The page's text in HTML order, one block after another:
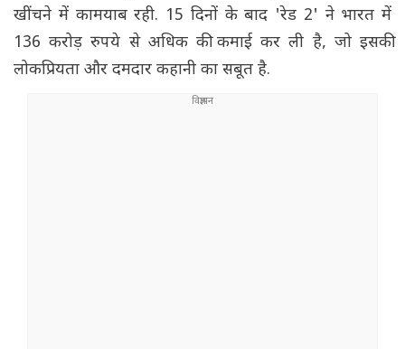
खींचने में कामयाब रही. 15 दिनों के बाद 'रेड 2' ने भारत में
136 करोड़ रुपये से अधिक की कमाई कर ली है, जो इसकी
लोकप्रियता और दमदार कहानी का सबूत है.